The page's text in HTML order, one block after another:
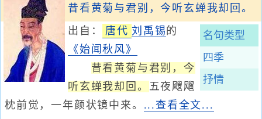
昔看黄菊与君别，今听玄蝉我却回。
名句类型
四季
抒情
出自： 唐代 刘禹锡 的
《始闻秋风》
昔看黄菊与君别，今
听玄蝉我却回。 五夜飕飗
枕前觉，一年颜状镜中来。 ...查看全文...